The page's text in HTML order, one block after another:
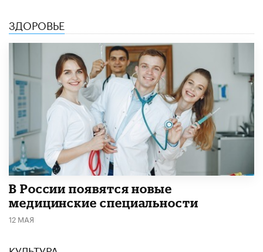
ЗДОРОВЬЕ
В России появятся новые
медицинские специальности
12 МАЯ